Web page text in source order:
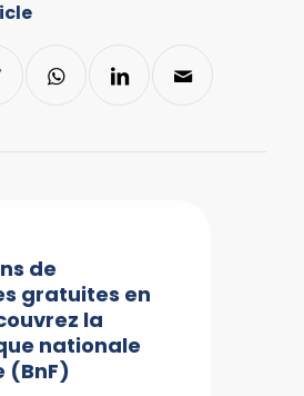
de
gratuites en
la
nationale
(BnF)